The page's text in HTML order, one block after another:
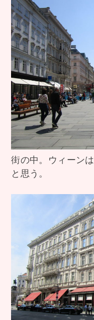
街の中。ウィーン
と思う。